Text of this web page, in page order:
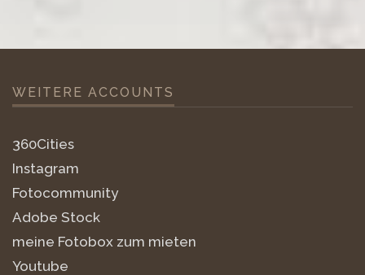
WEITERE ACCOUNTS
360Cities
Instagram
Fotocommunity
Adobe Stock
meine Fotobox zum mieten
Youtube